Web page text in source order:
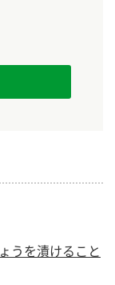
うを漬けること